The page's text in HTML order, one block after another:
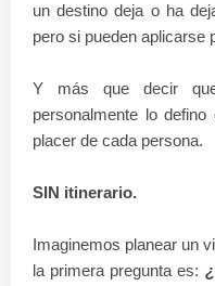
un destino deja o ha
pero si pueden aplicarse
Y más que decir
personalmente lo
placer de cada persona.
SIN itinerario.
Imaginemos planear un
la primera pregunta es: